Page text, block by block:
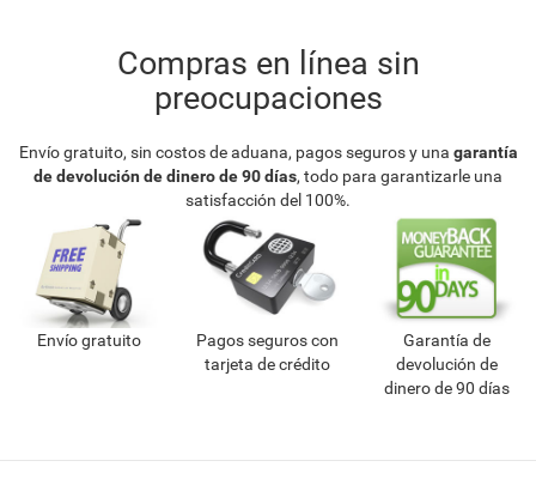
Compras en línea sin
preocupaciones
Envío gratuito, sin costos de aduana, pagos seguros y una garantía
de devolución de dinero de 90 días, todo para garantizarle una
satisfacción del 100%.
Envío gratuito
Pagos seguros con
tarjeta de crédito
Garantía de
devolución de
dinero de 90 días